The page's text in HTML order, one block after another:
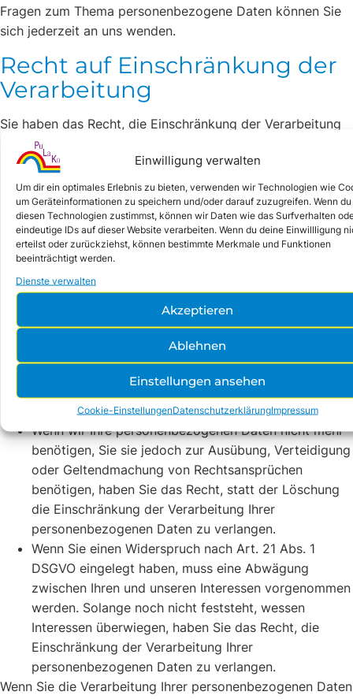
Einwilligung verwalten
Um dir ein optimales Erlebnis zu bieten, verwenden wir Technologien wie
um Geräteinformationen zu speichern und/oder darauf zuzugreifen. Wenn du
diesen Technologien zustimmst, können wir Daten wie das Surfverhalten
eindeutige IDs auf dieser Website verarbeiten. Wenn du deine Einwillligung
erteilst oder zurückziehst, können bestimmte Merkmale und Funktionen
beeinträchtigt werden.
Dienste verwalten
Akzeptieren
Ablehnen
Einstellungen ansehen
Cookie-EinstellungenDatenschutzerklärungImpressum
Fragen zum Thema personenbezogene Daten können Sie
sich jederzeit an uns wenden.
Recht auf Einschränkung der
Verarbeitung
Sie haben das Recht, die Einschränkung der Verarbeitung
Ihrer personenbezogenen Daten zu verlangen. Hierzu
können Sie sich jederzeit an uns wenden. Das Recht auf
Einschränkung der Verarbeitung besteht in folgenden
Fällen:
Wenn Sie die Richtigkeit Ihrer bei uns gespeicherten
personenbezogenen Daten bestreiten, benötigen wir
Dauer der Prüfung haben Sie das Recht, die
Einschränkung der Verarbeitung Ihrer
personenbezogenen Daten zu verlangen.
Wenn die Verarbeitung Ihrer personenbezogenen
statt der Löschung die Einschränkung der
Datenverarbeitung verlangen.
Wenn wir Ihre personenbezogenen Daten nicht mehr
benötigen, Sie sie jedoch zur Ausübung, Verteidigung
oder Geltendmachung von Rechtsansprüchen
benötigen, haben Sie das Recht, statt der Löschung
die Einschränkung der Verarbeitung Ihrer
personenbezogenen Daten zu verlangen.
Wenn Sie einen Widerspruch nach Art. 21 Abs. 1
DSGVO eingelegt haben, muss eine Abwägung
zwischen Ihren und unseren Interessen vorgenommen
werden. Solange noch nicht feststeht, wessen
Interessen überwiegen, haben Sie das Recht, die
Einschränkung der Verarbeitung Ihrer
personenbezogenen Daten zu verlangen.
Wenn Sie die Verarbeitung Ihrer personenbezogenen Daten